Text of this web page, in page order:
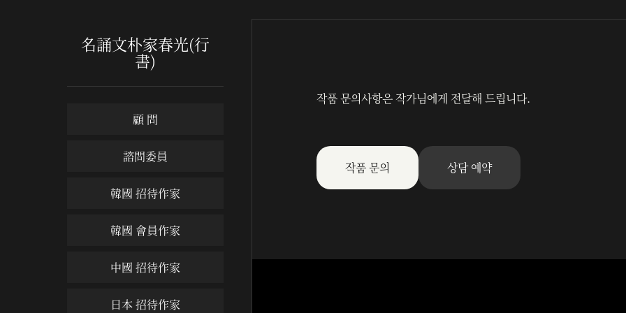
名誦文朴家春光(行
書)
顧 問
諮問委員
韓國 招待作家
韓國 會員作家
中國 招待作家
日本 招待作家
작품 문의사항은 작가님에게 전달해 드립니다.
작품 문의 상담 예약